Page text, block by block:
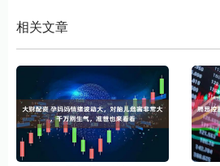
相关文章